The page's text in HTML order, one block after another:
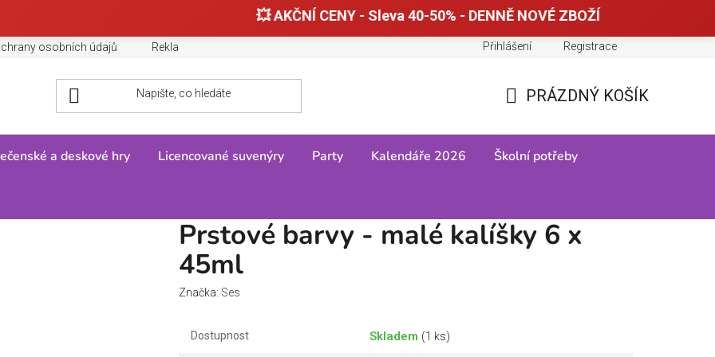
💥 AKČNÍ CENY - Sleva 40-50% - DENNĚ NOVÉ ZBOŽÍ
osobních údajů Reklamace, výměny a vrácení zboží Tabulky velikostí
Přihlášení Registrace
KOŠÍK
PRÁZDNÝ KOŠÍK
a deskové hry Licencované suvenýry Party Kalendáře 2026 Školní potřeby
Prstové barvy - malé kalíšky 6 x
45ml
Značka: Ses
Dostupnost Skladem (1 ks)